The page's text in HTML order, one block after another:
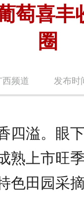
萄喜丰
圈
频道 发布时
四溢。眼
熟上市旺
色田园采